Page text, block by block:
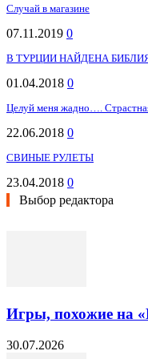
Случай в магазине
07.11.2019 0
В ТУРЦИИ НАЙДЕНА
01.04.2018 0
Целуй меня жадно….
22.06.2018 0
СВИНЫЕ РУЛЕТЫ
23.04.2018 0
Выбор редактора
Игры, похожие на
30.07.2026